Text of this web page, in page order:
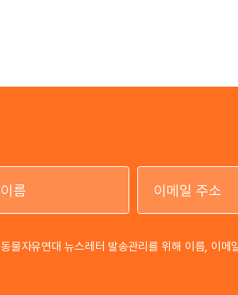
동물자유연대 뉴스레터 발송관리를 위해 이름, 이